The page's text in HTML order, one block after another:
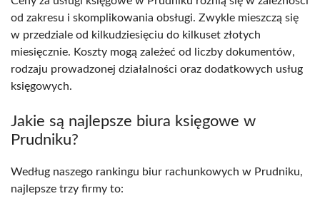
od zakresu i skomplikowania obsługi. Zwykle mieszczą się
w przedziale od kilkudziesięciu do kilkuset złotych
miesięcznie. Koszty mogą zależeć od liczby dokumentów,
rodzaju prowadzonej działalności oraz dodatkowych usług
księgowych.
Jakie są najlepsze biura księgowe w
Prudniku?
Według naszego rankingu biur rachunkowych w Prudniku,
najlepsze trzy firmy to: